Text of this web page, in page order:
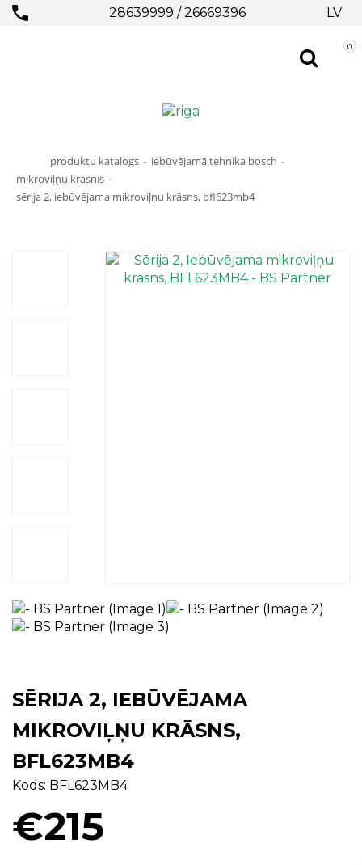
28639999 /26669396 LV
0
produktu katalogs - iebūvējamā tehnika bosch -
mikroviļņu krāsnis -
sērija 2, iebūvējama mikroviļņu krāsns, bfl623mb4
SĒRIJA 2, IEBŪVĒJAMA
MIKROVIĻŅU KRĀSNS,
BFL623MB4
Kods: BFL623MB4
€215